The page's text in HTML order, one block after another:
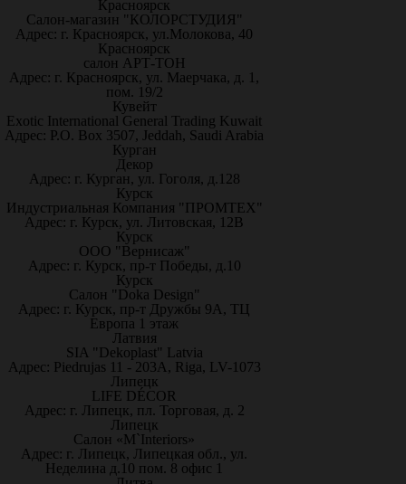
Красноярск
Салон-магазин "КОЛОРСТУДИЯ"
Адрес: г. Красноярск, ул.Молокова, 40
Красноярск
салон АРТ-ТОН
Адрес: г. Красноярск, ул. Маерчака, д. 1,
пом. 19/2
Кувейт
Exotic International General Trading Kuwait
Адрес: P.O. Box 3507, Jeddah, Saudi Arabia
Курган
Декор
Адрес: г. Курган, ул. Гоголя, д.128
Курск
Индустриальная Компания "ПРОМТЕХ"
Адрес: г. Курск, ул. Литовская, 12В
Курск
ООО "Вернисаж"
Адрес: г. Курск, пр-т Победы, д.10
Курск
Салон "Doka Design"
Адрес: г. Курск, пр-т Дружбы 9А, ТЦ
Европа 1 этаж
Латвия
SIA "Dekoplast" Latvia
Адрес: Piedrujas 11 - 203A, Riga, LV-1073
Липецк
LIFE DÉCOR
Адрес: г. Липецк, пл. Торговая, д. 2
Липецк
Салон «M`Interiors»
Адрес: г. Липецк, Липецкая обл., ул.
Неделина д.10 пом. 8 офис 1